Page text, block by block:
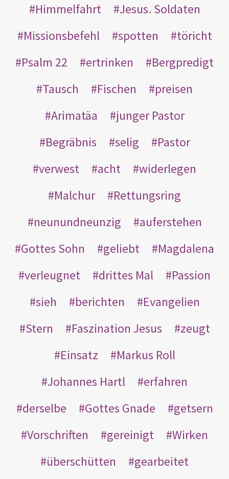
Himmelfahrt
Jesus. Soldaten
Missionsbefehl
spotten
töricht
Psalm 22
ertrinken
Bergpredigt
Tausch
Fischen
preisen
Arimatäa
junger Pastor
Begräbnis
selig
Pastor
verwest
acht
widerlegen
Malchur
Rettungsring
neunundneunzig
auferstehen
Gottes Sohn
geliebt
Magdalena
verleugnet
drittes Mal
Passion
sieh
berichten
Evangelien
Stern
Faszination Jesus
zeugt
Einsatz
Markus Roll
Johannes Hartl
erfahren
derselbe
Gottes Gnade
getsern
Vorschriften
gereinigt
Wirken
überschütten
gearbeitet